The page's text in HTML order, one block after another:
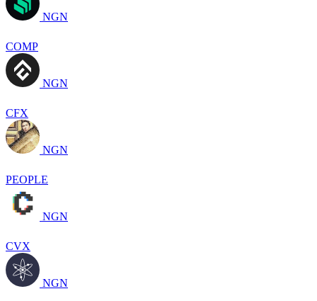
NGN
COMP
NGN
CFX
NGN
PEOPLE
NGN
CVX
NGN